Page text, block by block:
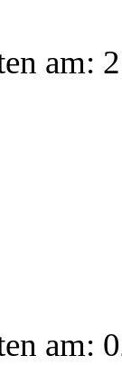
am:
am: